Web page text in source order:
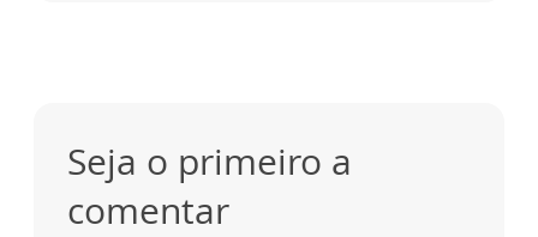
Seja o primeiro a
comentar